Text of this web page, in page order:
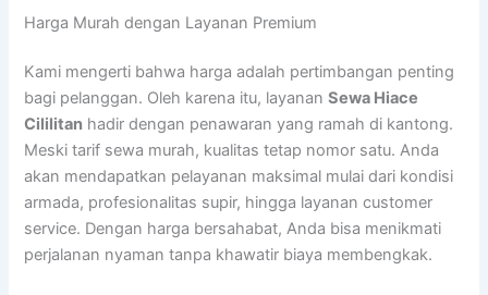
Harga Murah dengan Layanan Premium
Kami mengerti bahwa harga adalah pertimbangan penting
bagi pelanggan. Oleh karena itu, layananSewa Hiace
Cililitan hadir dengan penawaran yang ramah di kantong.
Meski tarif sewa murah, kualitas tetap nomor satu. Anda
akan mendapatkan pelayanan maksimal mulai dari kondisi
armada, profesionalitas supir, hingga layanan customer
service. Dengan harga bersahabat, Anda bisa menikmati
perjalanan nyaman tanpa khawatir biaya membengkak.